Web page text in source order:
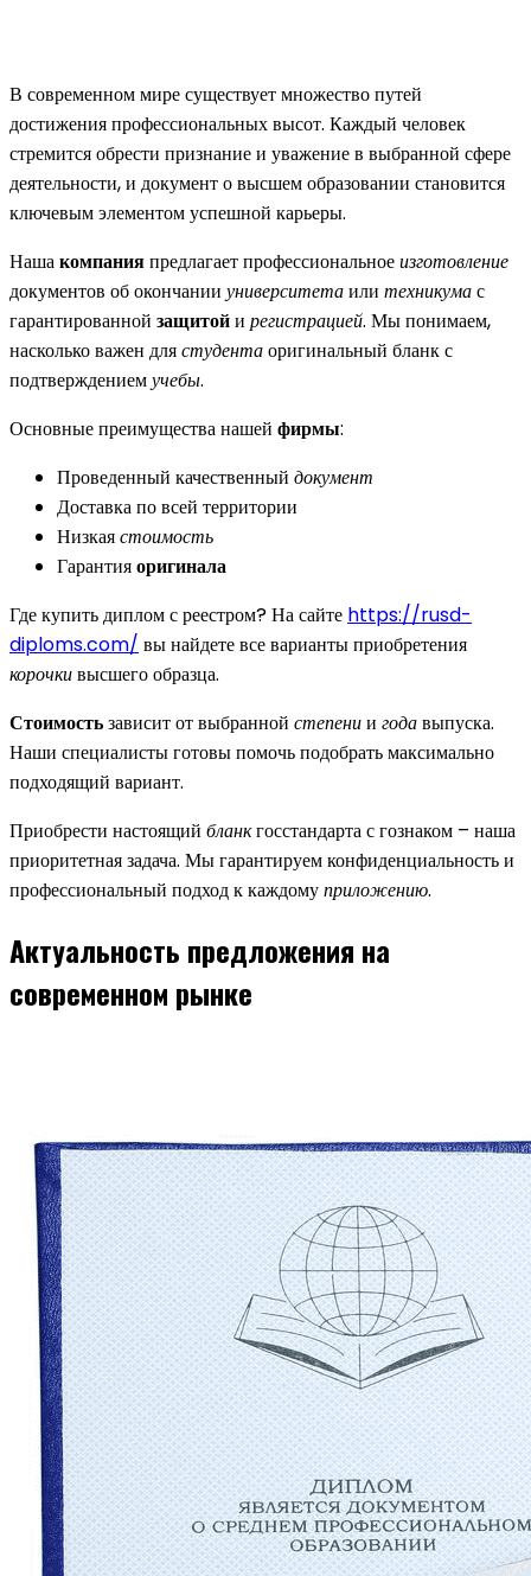
В современном мире существует множество путей
достижения профессиональных высот. Каждый человек
стремится обрести признание и уважение в выбранной сфере
деятельности, и документ о высшем образовании становится
ключевым элементом успешной карьеры.
Нашакомпанияпредлагает профессиональноеизготовление
документов об окончании университетаили техникумас
гарантированной защитойи регистрацией. Мы понимаем,
насколько важен длястудентаоригинальный бланк с
подтверждениемучебы.
Основные преимущества нашей фирмы:
Проведенный качественный документ
Доставка по всей территории
Низкаястоимость
Гарантияоригинала
Где купить диплом с реестром? На сайте https://rusd-
diploms.com/ вы найдете все варианты приобретения
корочкивысшего образца.
Стоимостьзависит от выбранной степении годавыпуска.
Наши специалисты готовы помочь подобрать максимально
подходящий вариант.
Приобрести настоящий бланкгосстандарта с гознаком – наша
приоритетная задача. Мы гарантируем конфиденциальность и
профессиональный подход к каждомуприложению.
Актуальность предложения на
современном рынке